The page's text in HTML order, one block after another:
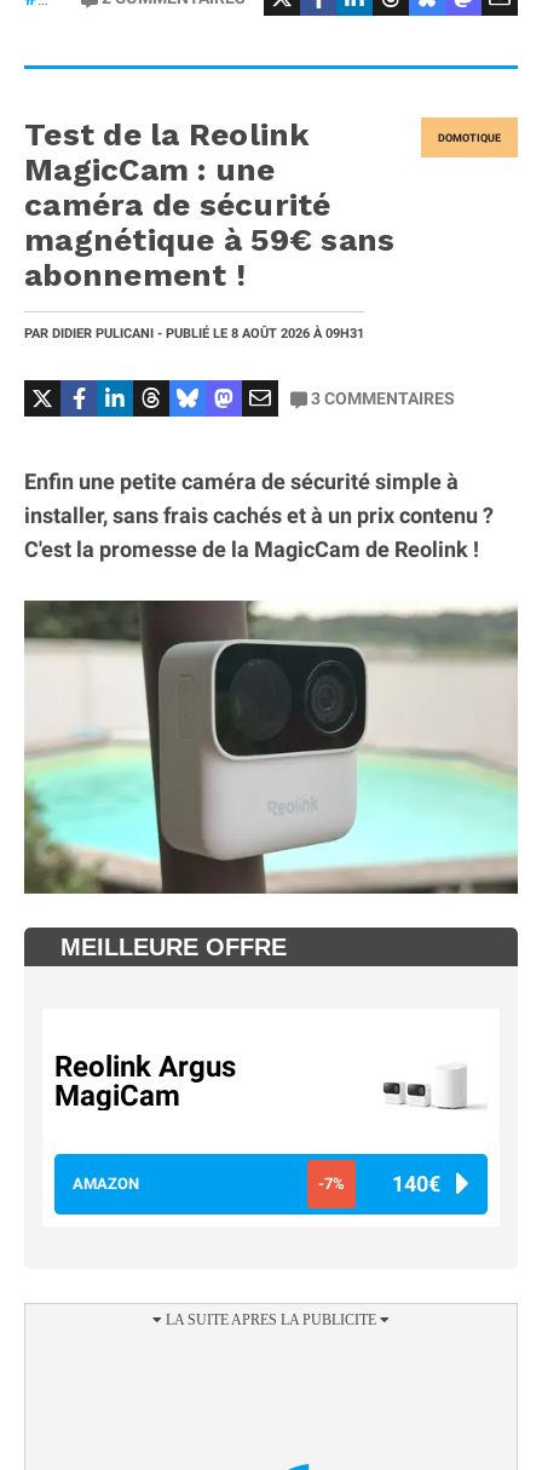
DOMOTIQUE
Test de la Reolink
MagicCam : une
caméra de sécurité
magnétique à 59€ sans
abonnement !
PAR DIDIER PULICANI - PUBLIÉ LE 8 AOÛT 2026 À 09H31
3COMMENTAIRES
Enfin une petite caméra de sécurité simple à
installer, sans frais cachés et à un prix contenu ?
C'est la promesse de la MagicCam de Reolink !
MEILLEURE OFFRE
Reolink Argus
MagiCam
AMAZON -7% 140€